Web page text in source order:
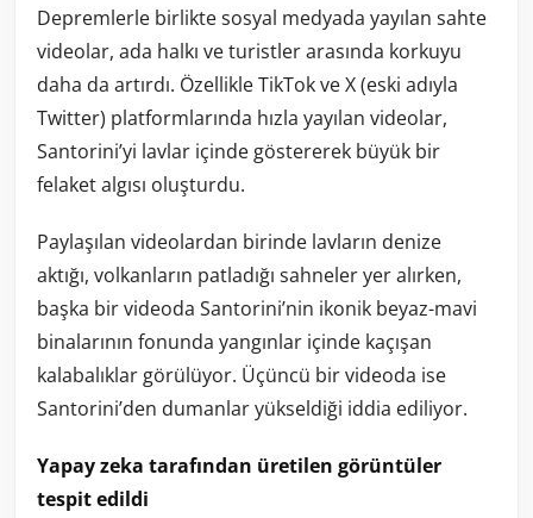
Depremlerle birlikte sosyal medyada yayılan sahte
videolar, ada halkı ve turistler arasında korkuyu
daha da artırdı. Özellikle TikTok ve X (eski adıyla
Twitter) platformlarında hızla yayılan videolar,
Santorini’yi lavlar içinde göstererek büyük bir
felaket algısı oluşturdu.
Paylaşılan videolardan birinde lavların denize
aktığı, volkanların patladığı sahneler yer alırken,
başka bir videoda Santorini’nin ikonik beyaz-mavi
binalarının fonunda yangınlar içinde kaçışan
kalabalıklar görülüyor. Üçüncü bir videoda ise
Santorini’den dumanlar yükseldiği iddia ediliyor.
Yapay zeka tarafından üretilen görüntüler
tespit edildi